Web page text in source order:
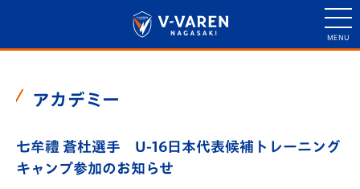
アカデミー
七牟禮 蒼杜選手 U-16日本代表候補トレーニング
キャンプ参加のお知らせ